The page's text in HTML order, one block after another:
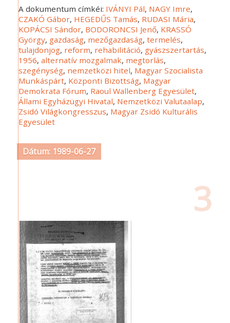
A dokumentum címkéi: IVÁNYI Pál, NAGY Imre,
CZAKÓ Gábor, HEGEDŰS Tamás, RUDASI Mária,
KOPÁCSI Sándor, BODORONCSI Jenő, KRASSÓ
György, gazdaság, mezőgazdaság,termelés,
tulajdonjog, reform, rehabilitáció, gyászszertartás,
1956,alternatív mozgalmak, megtorlás,
szegénység, nemzetközi hitel, Magyar Szocialista
Munkáspárt, Központi Bizottság, Magyar
Demokrata Fórum, Raoul Wallenberg Egyesület,
Állami Egyházügyi Hivatal, Nemzetközi Valutaalap,
Zsidó Világkongresszus, Magyar Zsidó Kulturális
Egyesület
Dátum: 1989-06-27
3